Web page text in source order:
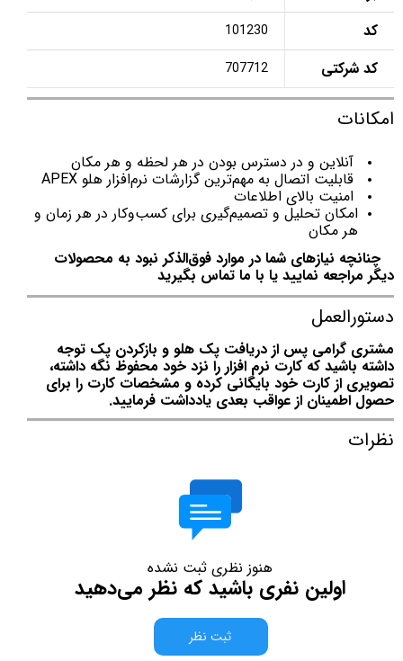
کد 101230
کد شرکتی 707712
امکانات
آنلاین و در دسترس بودن در هر لحظه و هر مکان
قابلیت اتصال به مهم‌ترین گزارشات نرم‌افزار هلو APEX
امنیت بالای اطلاعات
امکان تحلیل و تصمیم‌گیری برای کسب‌وکار در هر زمان و
هر مکان
چنانچه نیازهای شما در موارد فوق‌الذکر نبود به محصولات
دیگر مراجعه نمایید یا با ما تماس بگیرید
دستورالعمل
مشتری گرامی پس از دریافت پک هلو و بازکردن پک توجه
داشته باشید که کارت نرم افزار را نزد خود محفوظ نگه داشته،
تصویری از کارت خود بایگانی کرده و مشخصات کارت را برای
حصول اطمینان از عواقب بعدی یادداشت فرمایید.
نظرات
هنوز نظری ثبت نشده
اولین نفری باشید که نظر می‌دهید
ثبت نظر